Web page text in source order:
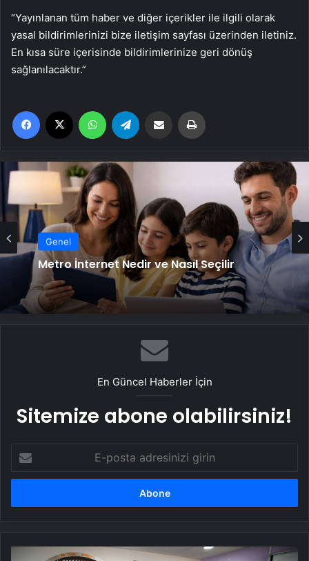
“Yayınlanan tüm haber ve diğer içerikler ile ilgili olarak
yasal bildirimlerinizi bize iletişim sayfası üzerinden iletiniz.
En kısa süre içerisinde bildirimlerinize geri dönüş
sağlanılacaktır.”
Facebook WhatsApp Email'den paylaş
Genel
Metro İnternet Nedir ve Nasıl Seçilir
Genel
25 Yıllık Miras Davasında Gözler Temmuz
Ayındaki Karar Duruşmasına Çevrildi
En Güncel Haberler İçin
Sitemize abone olabilirsiniz!
posta
adresinizi